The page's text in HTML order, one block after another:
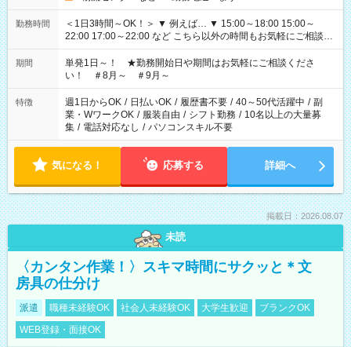
勤務時間
＜1日3時間～OK！＞ ▼ 例えば… ▼ 15:00～18:00 15:00～
22:00 17:00～22:00 など こちら以外の時間もお気軽にご相談く
ださい！
期間
単発1日～！ ★勤務開始日や期間はお気軽にご相談くださ
い！ ＃8月～ ＃9月～
特徴 週1日からOK / 日払いOK / 履歴書不要 / 40～50代活躍中 / 副
業・WワークOK / 服装自由 / シフト勤務 / 10名以上の大量募
集 / 電話対応なし / パソコンスキル不要
気になる！ 応募する 詳細へ
掲載日：2026.08.07
未読
〈カンタン作業！〉スキマ時間にサクッと＊文
房具の仕分け
派遣 職種未経験OK 社会人未経験OK 大学生歓迎
ブランクOK
WEB登録・面接OK